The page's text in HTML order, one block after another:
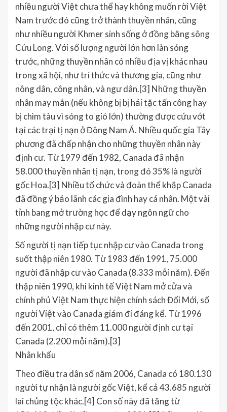
nhiều người Việt chưa thể hay không muốn rời Việt
Nam trước đó cũng trở thành thuyền nhân, cũng
như nhiều người Khmer sinh sống ở đồng bằng sông
Cửu Long. Với số lượng người lớn hơn làn sóng
trước, những thuyền nhân có nhiều địa vị khác nhau
trong xã hội, như trí thức và thương gia, cũng như
nông dân, công nhân, và ngư dân.[3] Những thuyền
nhân may mắn (nếu không bị bị hải tặc tấn công hay
bị chìm tàu vì sóng to gió lớn) thường được cứu vớt
tại các trại tị nạn ở Đông Nam Á. Nhiều quốc gia Tây
phương đã chấp nhận cho những thuyền nhân này
định cư. Từ 1979 đến 1982, Canada đã nhận
58.000 thuyền nhân tị nạn, trong đó 35% là người
gốc Hoa.[3] Nhiều tổ chức và đoàn thể khắp Canada
đã đồng ý bảo lãnh các gia đình hay cá nhân. Một vài
tỉnh bang mở trường học để dạy ngôn ngữ cho
những người nhập cư này.
Số người tị nạn tiếp tục nhập cư vào Canada trong
suốt thập niên 1980. Từ 1983 đến 1991, 75.000
người đã nhập cư vào Canada (8.333 mỗi năm). Đến
thập niên 1990, khi kinh tế Việt Nam mở cửa và
chính phủ Việt Nam thực hiện chính sách Đổi Mới, số
người Việt vào Canada giảm đi đáng kể. Từ 1996
đến 2001, chỉ có thêm 11.000 người định cư tại
Canada (2.200 mỗi năm).[3]
Nhân khẩu
Theo điều tra dân số năm 2006, Canada có 180.130
người tự nhận là người gốc Việt, kể cả 43.685 người
lai chủng tộc khác.[4] Con số này đã tăng từ